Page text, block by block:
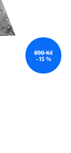
890 Kč
–15 %